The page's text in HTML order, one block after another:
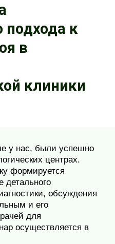
подхода к
в
клиники
у нас, были успешно
центрах.
формируется
детального
обсуждения
и его
для
осуществляется в